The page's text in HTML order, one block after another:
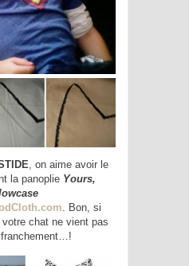
, on aime avoir le
la panoplie Yours,
. Bon, si
chat ne vient pas